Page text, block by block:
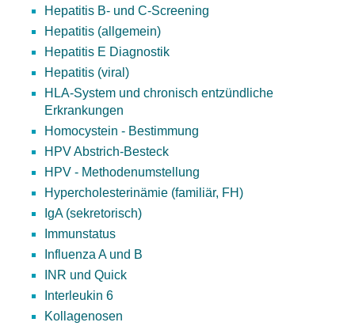
Hepatitis B- und C-Screening
Hepatitis (allgemein)
Hepatitis E Diagnostik
Hepatitis (viral)
HLA-System und chronisch entzündliche
Erkrankungen
Homocystein - Bestimmung
HPV Abstrich-Besteck
HPV - Methodenumstellung
Hypercholesterinämie (familiär, FH)
IgA (sekretorisch)
Immunstatus
Influenza A und B
INR und Quick
Interleukin 6
Kollagenosen